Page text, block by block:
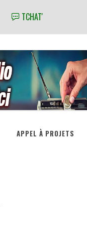
TCHAT'
APPEL À PROJETS